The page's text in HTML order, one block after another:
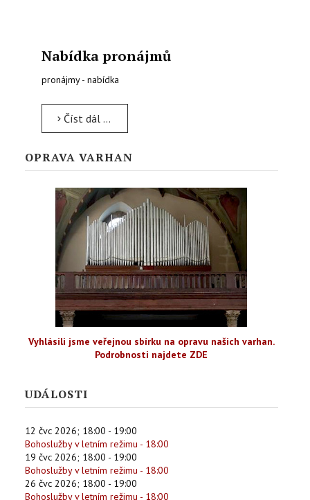
Nabídka pronájmů
pronájmy - nabídka
Číst dál …
OPRAVA VARHAN
Vyhlásili jsme veřejnou sbírku na opravu našich varhan.
Podrobnosti najdete ZDE
UDÁLOSTI
12 čvc 2026; 18:00 - 19:00
Bohoslužby v letním režimu - 18:00
19 čvc 2026; 18:00 - 19:00
Bohoslužby v letním režimu - 18:00
26 čvc 2026; 18:00 - 19:00
Bohoslužby v letním režimu - 18:00